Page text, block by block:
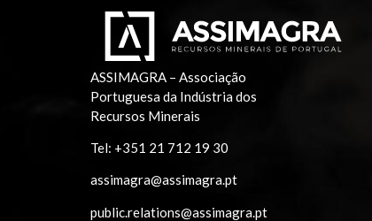
ASSIMAGRA – Associação
Portuguesa da Indústria dos
Recursos Minerais
Tel: +351 21 712 19 30
assimagra@assimagra.pt
public.relations@assimagra.pt